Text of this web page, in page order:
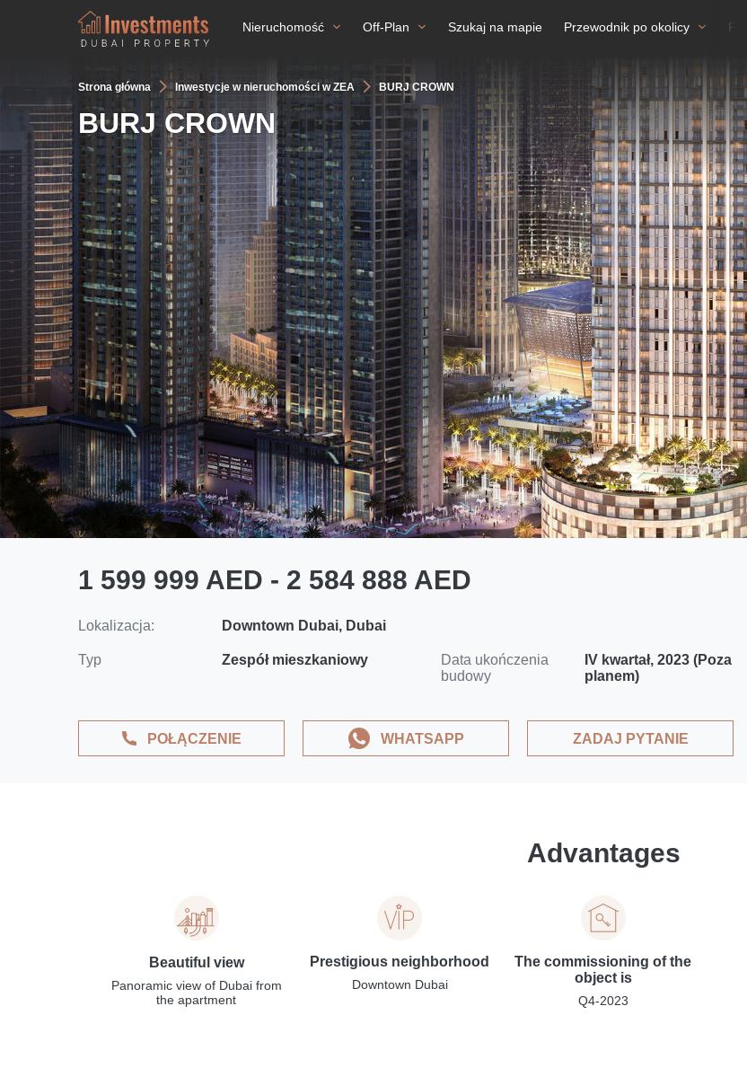
Nieruchomość Off-Plan Szukaj na mapie Przewodnik po okolicy FAQ
Strona główna Inwestycje w nieruchomości w ZEA BURJ CROWN
BURJ CROWN
1 599 999 AED - 2 584 888 AED
Lokalizacja: Downtown Dubai, Dubai
Typ Zespół mieszkaniowy
Data ukończenia
budowy
IV kwartał, 2023 (Poza
planem)
POŁĄCZENIE WHATSAPP ZADAJ PYTANIE
Advantages
Beautiful view
Panoramic view of Dubai from
the apartment
Prestigious neighborhood
Downtown Dubai
The commissioning of the
object is
Q4-2023